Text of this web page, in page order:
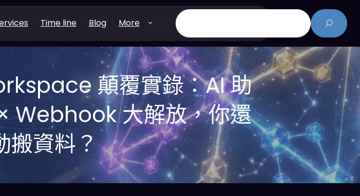
Time line Blog More
搜
尋
顛覆實錄：AI 助
Webhook 大解放，你還
搬資料？